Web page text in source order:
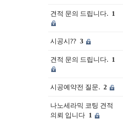
견적 문의 드립니다. 1
시공시?? 3
견적 문의 드립니다. 1
시공예약전 질문. 2
나노세라믹 코팅 견적
의뢰 입니다 1